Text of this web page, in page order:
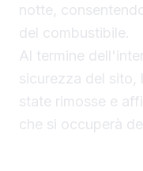
notte,
del combustibile.
Al termine
sicurezza del sito,
state rimosse e
che si occuperà